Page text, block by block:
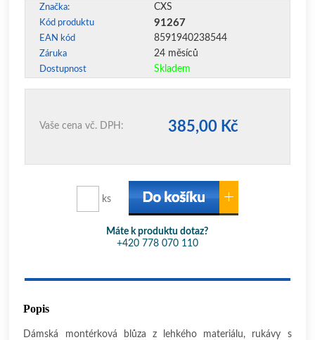
Značka: CXS
Kód produktu 91267
EAN kód 8591940238544
Záruka 24 měsíců
Dostupnost Skladem
Vaše cena vč. DPH: 385,00 Kč
ks
Máte k produktu dotaz?
+420 778 070 110
Popis
Dámská montérková blůza z lehkého materiálu, rukávy s